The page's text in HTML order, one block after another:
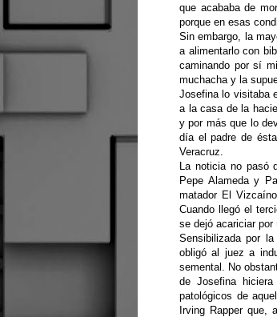
que acababa de
porque en esas
Sin embargo, la
a alimentarlo con
caminando por sí
muchacha y la
Josefina lo visitaba
a la casa de la
y por más que lo
día el padre de
Veracruz.
La noticia no pasó
Pepe Alameda y
matador El
Cuando llegó el
se dejó acariciar por
Sensibilizada por
obligó al juez a
semental. No
de Josefina
patológicos de
Irving Rapper que,